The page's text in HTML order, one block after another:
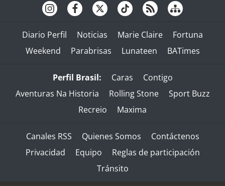
Diario Perfil Noticias Marie Claire
Fortuna
Weekend
Parabrisas Lunateen BATimes
Perfil Brasil: Caras
Contigo
Aventuras Na Historia
Rolling Stone
Sport Buzz
Recreio
Maxima
Canales RSS Quienes Somos
Contáctenos
Privacidad
Equipo
Reglas de participación
Tránsito